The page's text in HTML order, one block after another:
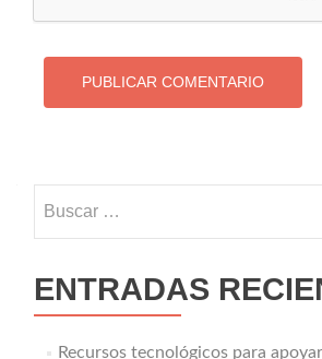
ENTRADAS
Recursos tecnológicos para